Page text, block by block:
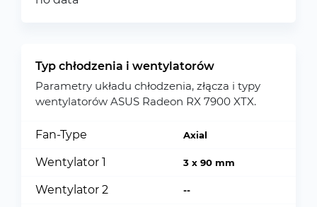
Typ chłodzenia i wentylatorów
Parametry układu chłodzenia, złącza i typy
wentylatorów ASUS Radeon RX 7900 XTX.
Fan-Type Axial
Wentylator 1 3 x 90 mm
Wentylator 2 --